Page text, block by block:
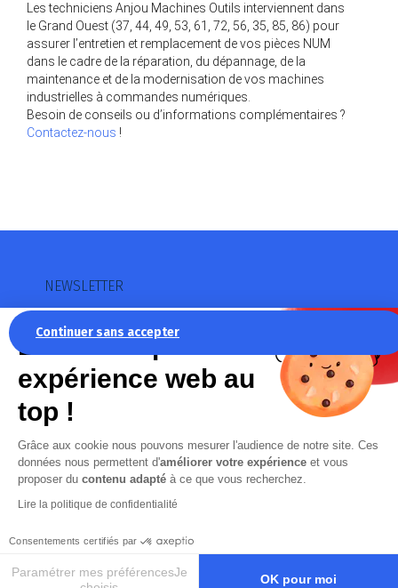
Continuer sans accepter
La recette pour une
expérience web au
top !
Grâce aux cookie nous pouvons mesurer l'audience de notre site. Ces
données nous permettent d'améliorer votre expérience et vous
proposer du contenu adapté à ce que vous recherchez.
Lire la politique de confidentialité
Consentements certifiés par
Paramétrer mes préférencesJe
OK pour moi
Les techniciens Anjou Machines Outils interviennent dans
le Grand Ouest (37, 44, 49, 53, 61, 72, 56, 35, 85, 86) pour
assurer l’entretien et remplacement de vos pièces NUM
dans le cadre de la réparation, du dépannage, de la
maintenance et de la modernisation de vos machines
industrielles à commandes numériques.
Besoin de conseils ou d’informations complémentaires ?
Contactez-nous !
NEWSLETTER
Restez informé des actualités
d’Anjou Machines Outils
Les champs marqués d’un*sont obligatoires
Votre adresse mail